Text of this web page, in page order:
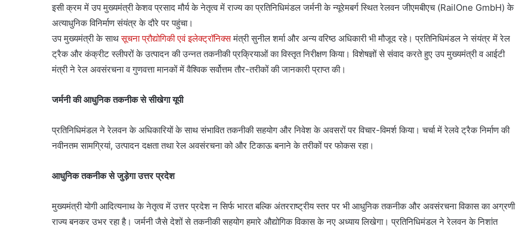
इसी क्रम में उप मुख्यमंत्री केशव प्रसाद मौर्य के नेतृत्व में राज्य का प्रतिनिधिमंडल जर्मनी के न्यूरेमबर्ग स्थित रेलवन जीएमबीएच (RailOne GmbH) के
अत्याधुनिक विनिर्माण संयंत्र के दौरे पर पहुंचा।
उप मुख्यमंत्री के साथसूचना प्रौद्योगिकी एवं इलेक्ट्रॉनिक्समंत्री सुनील शर्मा और अन्य वरिष्ठ अधिकारी भी मौजूद रहे। प्रतिनिधिमंडल ने संयंत्र में रेल
ट्रैक और कंक्रीट स्लीपरों के उत्पादन की उन्नत तकनीकी प्रक्रियाओं का विस्तृत निरीक्षण किया। विशेषज्ञों से संवाद करते हुए उप मुख्यमंत्री व आईटी
मंत्री ने रेल अवसंरचना व गुणवत्ता मानकों में वैश्विक सर्वोत्तम तौर-तरीकों की जानकारी प्राप्त की।
जर्मनी की आधुनिक तकनीक से सीखेगा यूपी
प्रतिनिधिमंडल ने रेलवन के अधिकारियों के साथ संभावित तकनीकी सहयोग और निवेश के अवसरों पर विचार-विमर्श किया। चर्चा में रेलवे ट्रैक निर्माण की
नवीनतम सामग्रियां, उत्पादन दक्षता तथा रेल अवसंरचना को और टिकाऊ बनाने के तरीकों पर फोकस रहा।
आधुनिक तकनीक से जुड़ेगा उत्तर प्रदेश
मुख्यमंत्री योगी आदित्यनाथ के नेतृत्व में उत्तर प्रदेश न सिर्फ भारत बल्कि अंतरराष्ट्रीय स्तर पर भी आधुनिक तकनीक और अवसंरचना विकास का अग्रणी
राज्य बनकर उभर रहा है। जर्मनी जैसे देशों से तकनीकी सहयोग हमारे औद्योगिक विकास के नए अध्याय लिखेगा। प्रतिनिधिमंडल ने रेलवन के निशांत